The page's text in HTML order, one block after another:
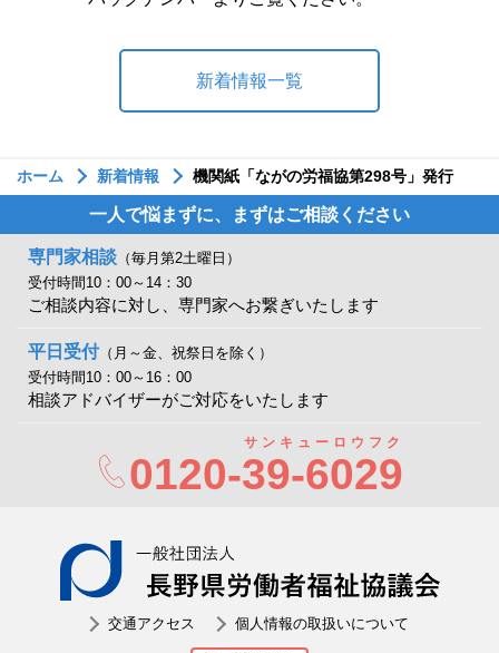
新着情報一覧
ホーム 新着情報 機関紙「ながの労福協第298号」発行
一人で悩まずに、まずはご相談ください
専門家相談 （毎月第2土曜日）
受付時間10：00～14：30
ご相談内容に対し、専門家へお繋ぎいたします
平日受付（月～金、祝祭日を除く）
受付時間10：00～16：00
相談アドバイザーがご対応をいたします
0120-39-6029
サンキューロウフク
交通アクセス 個人情報の取扱いについて